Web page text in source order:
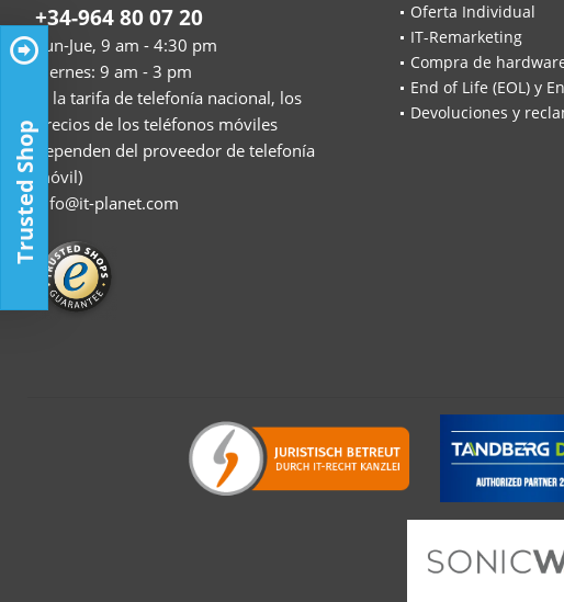
+34-964 80 07 20
Lun-Jue, 9 am - 4:30 pm
Viernes: 9 am - 3 pm
(a la tarifa de telefonía nacional, los
precios de los teléfonos móviles
dependen del proveedor de telefonía
móvil)
info@it-planet.com
Oferta Individual
IT-Remarketing
Compra de
End of Life (EOL) y
Devoluciones y
Trusted Shop